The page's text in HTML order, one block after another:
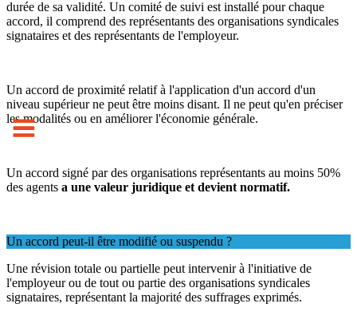
durée de sa validité. Un comité de suivi est installé pour chaque
accord, il comprend des représentants des organisations syndicales
signataires et des représentants de l'employeur.
Un accord de proximité relatif à l'application d'un accord d'un
niveau supérieur ne peut être moins disant. Il ne peut qu'en préciser
les modalités ou en améliorer l'économie générale.
Un accord signé par des organisations représentants au moins 50%
des agents a une valeur juridique et devient normatif.
Un accord peut-il être modifié ou suspendu ?
Une révision totale ou partielle peut intervenir à l'initiative de
l'employeur ou de tout ou partie des organisations syndicales
signataires, représentant la majorité des suffrages exprimés.